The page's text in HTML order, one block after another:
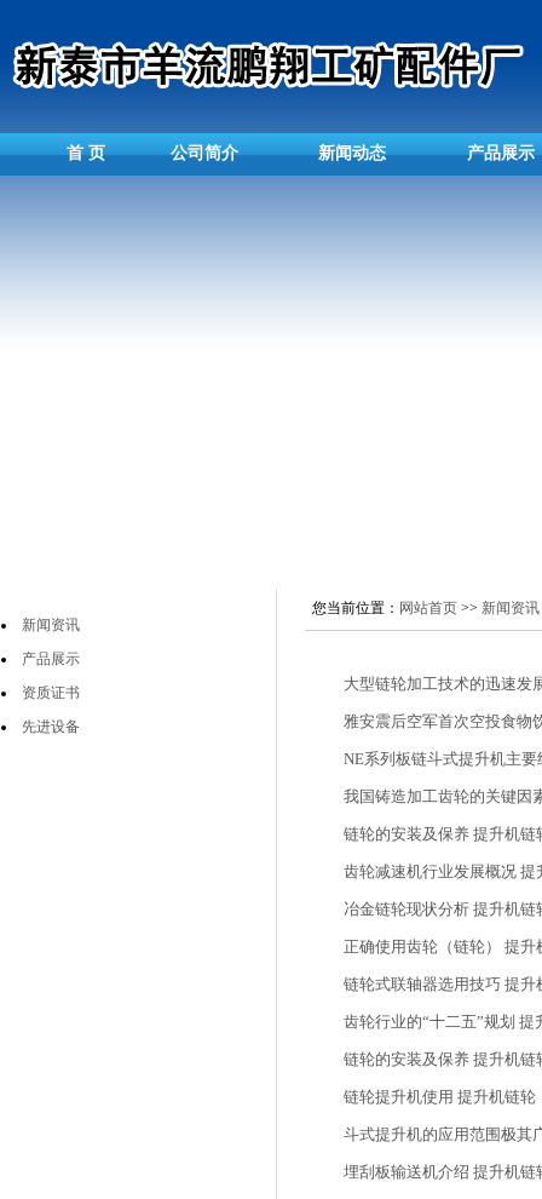
首 页 公司简介 新闻动态 产品展示
新闻资讯
产品展示
资质证书
先进设备
您当前位置： 网站首页 >> 新闻资讯
大型链轮加工技术的迅速发
雅安震后空军首次空投食物
NE系列板链斗式提升机主要
我国铸造加工齿轮的关键因
链轮的安装及保养 提升机链
齿轮减速机行业发展概况 提
冶金链轮现状分析 提升机链
正确使用齿轮（链轮） 提升
链轮式联轴器选用技巧 提升
齿轮行业的“十二五”规划 提
链轮的安装及保养 提升机链
链轮提升机使用 提升机链轮
斗式提升机的应用范围极其
埋刮板输送机介绍 提升机链